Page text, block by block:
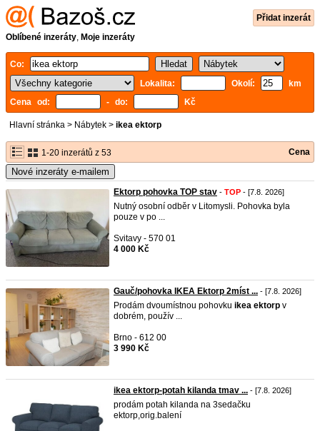
Přidat inzerát
Oblíbené inzeráty, Moje inzeráty
Co:
Lokalita:
Okolí:
km
Cena od:
- do: Kč
Hlavní stránka > Nábytek > ikea ektorp
1-20 inzerátů z 53 Cena
Nové inzeráty e-mailem
Ektorp pohovka TOP stav - TOP - [7.8. 2026]
Nutný osobní odběr v Litomysli. Pohovka byla
pouze v po ...
Svitavy - 570 01
4 000 Kč
Gauč/pohovka IKEA Ektorp 2míst ... - [7.8. 2026]
Prodám dvoumístnou pohovku ikea ektorp v
dobrém, použív ...
Brno - 612 00
3 990 Kč
ikea ektorp-potah kilanda tmav ... - [7.8. 2026]
prodám potah kilanda na 3sedačku
ektorp,orig.balení